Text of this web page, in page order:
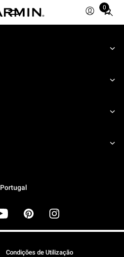
0
Total
Portugal
Condições de Utilização